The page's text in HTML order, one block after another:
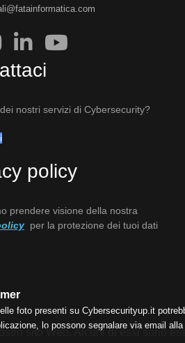
nostri servizi di Cybersecurity?
policy
prendere visione della nostra
per la protezione dei tuoi dati
foto presenti su Cybersecurityup.it
lo possono segnalare via email
sito Web. Alcuni di essi sono